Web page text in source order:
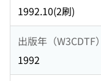
1992.10(2刷)
出版年（W3CDTF）
1992